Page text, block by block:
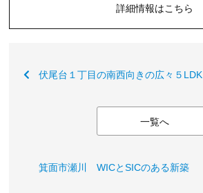
詳細情報はこちら
伏尾台１丁目の南西向きの広々５LDK
一覧へ
箕面市瀬川 WICとSICのある新築